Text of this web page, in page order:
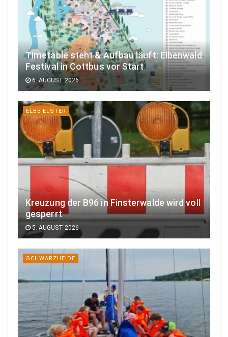
Timetable steht & Aufbau läuft: Elbenwald
Festival in Cottbus vor Start
6. AUGUST 2026
ELBE-ELSTER
Kreuzung der B96 in Finsterwalde wird voll
gesperrt
5. AUGUST 2026
SCHWARZHEIDE